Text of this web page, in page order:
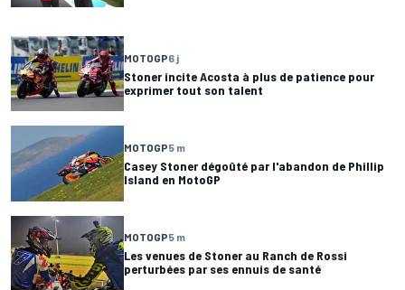
MOTOGP6 j
Stoner incite Acosta à plus de patience pour
exprimer tout son talent
MOTOGP5 m
Casey Stoner dégoûté par l'abandon de Phillip
Island en MotoGP
MOTOGP5 m
Les venues de Stoner au Ranch de Rossi
perturbées par ses ennuis de santé